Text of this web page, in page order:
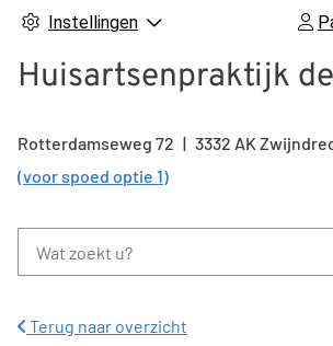
Instellingen
Huisartsenpraktijk
Rotterdamseweg 72 3332 AK
(voor spoed optie 1)
Terug naar overzicht